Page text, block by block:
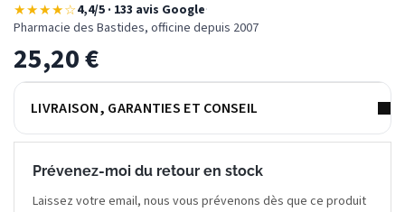
★★★★☆4,4/5 · 133 avis Google·
Pharmacie des Bastides, officine depuis 2007
25,20€
LIVRAISON, GARANTIES ET CONSEIL
Prévenez-moi du retour en stock
Laissez votre email, nous vous prévenons dès que ce produit